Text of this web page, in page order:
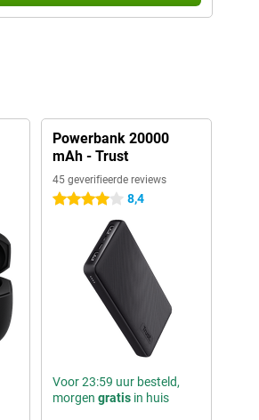
Powerbank 20000
mAh - Trust
45 geverifieerde reviews
4 sterren 8,4
Voor 23:59 uur besteld,
morgen gratisin huis